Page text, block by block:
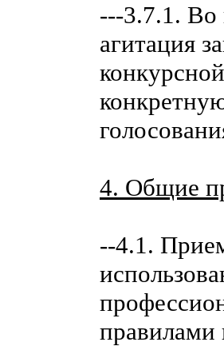
---3.7.1. Во
агитация
4. Общие
--4.1.
правилами